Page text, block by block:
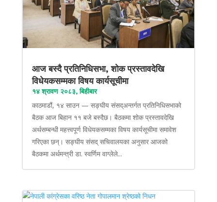
आज बस्दै प्रतिनिधिसभा, शोक प्रस्तावदेखि
विधेयकसम्मका विषय कार्यसूचीमा
१४ श्रावण २०८३, बिहीबार
काठमाडौं, १४ साउन — सङ्घीय संसद्अन्तर्गत प्रतिनिधिसभाको
बैठक आज बिहान ११ बजे बस्दैछ। बैठकमा शोक प्रस्तावदेखि
अर्थसम्बन्धी महत्त्वपूर्ण विधेयकसम्मका विषय कार्यसूचीमा समावेश
गरिएका छन्। सङ्घीय संसद् सचिवालयका अनुसार आजको
बैठकमा अर्थमन्त्री डा. स्वर्णिम वाग्लेले...